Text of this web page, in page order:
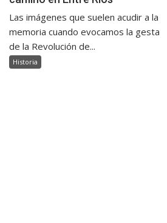
Las imágenes que suelen acudir a la
memoria cuando evocamos la gesta
de la Revolución de...
Historia